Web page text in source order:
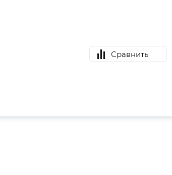
Сравнить